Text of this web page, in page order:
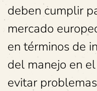
deben cumplir
mercado
en términos de
del manejo en
evitar